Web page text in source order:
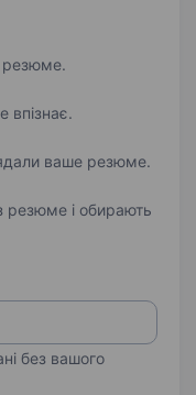
резюме.
впізнає.
ваше резюме.
резюме і обирають
без вашого